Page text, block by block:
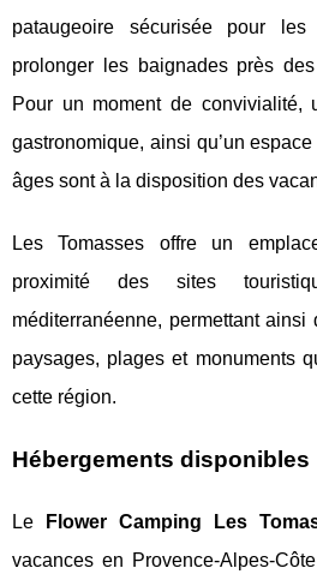
pataugeoire sécurisée pour
prolonger les baignades près
Pour un moment de convivialité,
gastronomique, ainsi qu’un
âges sont à la disposition des
Les Tomasses offre un
proximité des sites
méditerranéenne, permettant
paysages, plages et monuments
cette région.
Hébergements disponibles
Le Flower Camping Les
vacances en Provence-Alpes-